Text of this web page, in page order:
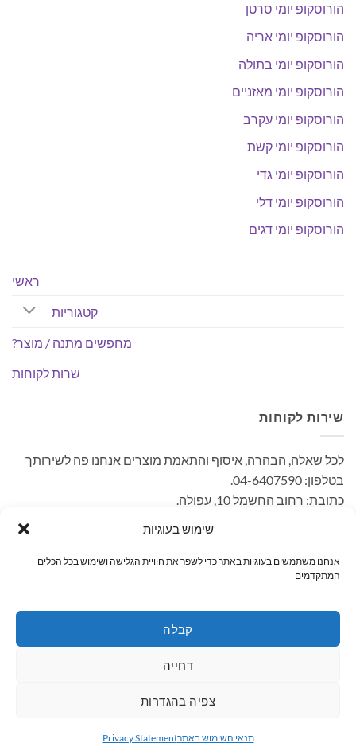
שימוש בעוגיות
אנחנו משתמשים בעוגיות באתר כדי לשפר את חוויית הגלישה ושימוש בכל הכלים
המתקדמים
קבלה
דחייה
צפיה בהגדרות
תנאי השימוש באתרPrivacy Statement
הורוסקופ יומי סרטן
הורוסקופ יומי אריה
הורוסקופ יומי בתולה
הורוסקופ יומי מאזניים
הורוסקופ יומי עקרב
הורוסקופ יומי קשת
הורוסקופ יומי גדי
הורוסקופ יומי דלי
הורוסקופ יומי דגים
ראשי
קטגוריות
מחפשים מתנה / מוצר?
שרות לקוחות
שירות לקוחות
לכל שאלה, הבהרה, איסוף והתאמת מוצרים אנחנו פה לשירותך
בטלפון: 04-6407590.
כתובת: רחוב החשמל 10, עפולה.
– קיימת אפשרות לאיסוף עצמי ללא עלות. בתאום מראש בימים
Visa
PayPal
MasterCard
Wshop מבית אלטרנטיבלי